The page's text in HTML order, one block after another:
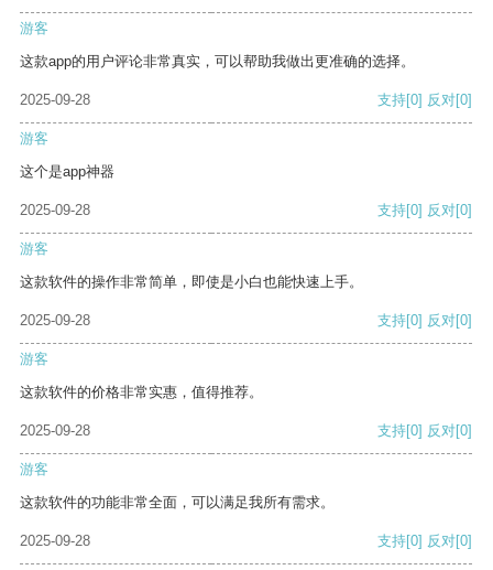
游客
这款app的用户评论非常真实，可以帮助我做出更准确的选择。
2025-09-28 支持[0] 反对[0]
游客
这个是app神器
2025-09-28 支持[0] 反对[0]
游客
这款软件的操作非常简单，即使是小白也能快速上手。
2025-09-28 支持[0] 反对[0]
游客
这款软件的价格非常实惠，值得推荐。
2025-09-28 支持[0] 反对[0]
游客
这款软件的功能非常全面，可以满足我所有需求。
2025-09-28 支持[0] 反对[0]